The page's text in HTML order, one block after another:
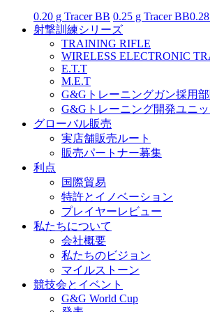
0.20 g Tracer BB 0.25 g Tracer BB
射撃訓練シリーズ
TRAINING RIFLE
WIRELESS ELECTRONIC
E.T.T
M.E.T
G&Gトレーニングガン採用
G&Gトレーニング開発ユニッ
グローバル販売
実店舗販売ルート
販売パートナー募集
利点
国際貿易
特許とイノベーション
プレイヤーレビュー
私たちについて
会社概要
私たちのビジョン
マイルストーン
競技会とイベント
G&G World Cup